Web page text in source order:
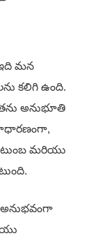
మన
కలిగి ఉంది.
అనుభూతి
సాధారణంగా,
మరియు
అనుభవంగా